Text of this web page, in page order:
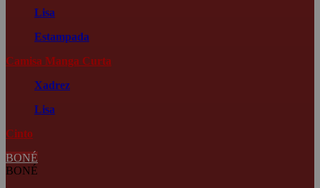
Lisa
Estampada
Camisa Manga Curta
Xadrez
Lisa
Cinto
BONÉ
BONÉ